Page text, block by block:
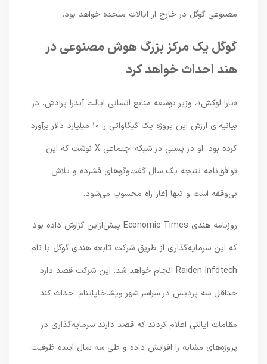
مصنوعی گوگل در خارج از ایالات متحده خواهد بود.
گوگل یک مرکز بزرگ هوش مصنوعی در
هند احداث خواهد کرد
«نارا لوکش»، وزیر توسعه منابع انسانی ایالت آندرا پرادش، در
بیانیه‌ای ارزش این پروژه یک گیگاواتی را ۱۰ میلیارد دلار برآورد
کرده بود. او در پستی در شبکه اجتماعی X نوشت که این
توافق‌نامه نتیجه یک سال گفت‌وگوهای فشرده و تلاش
بی‌وقفه است و تنها آغاز راه محسوب می‌شود.
روزنامه هندی Economic Times پیش‌ازاین گزارش داده بود
که این سرمایه‌گذاری از طریق شرکت تابعه هندی گوگل با نام
Raiden Infotech انجام خواهد شد. این شرکت قصد دارد
حداقل سه پردیس در سراسر شهر ویشاخاپاتنام احداث کند.
مقامات ایالتی اعلام کردند که قصد دارند سرمایه‌گذاری در
پروژه‌های مشابه را افزایش داده و طی سه سال آینده ظرفیت